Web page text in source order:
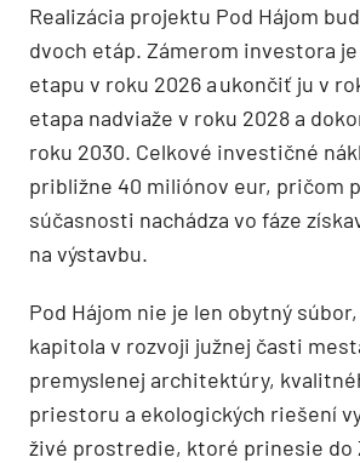
Realizácia projektu Pod Hájom
dvoch etáp. Zámerom investora
etapu v roku 2026 a ukončiť ju v
etapa nadviaže v roku 2028 a
roku 2030. Celkové investičné
približne 40 miliónov eur, pričom
súčasnosti nachádza vo fáze
na výstavbu.
Pod Hájom nie je len obytný
kapitola v rozvoji južnej časti
premyslenej architektúry,
priestoru a ekologických riešení
živé prostredie, ktoré prinesie do